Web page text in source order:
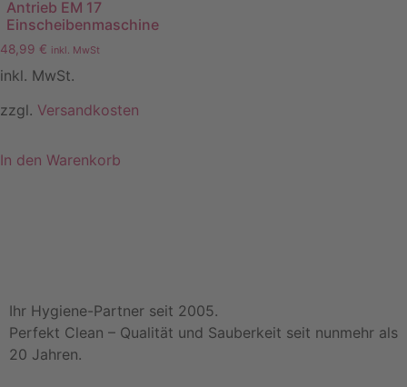
Antrieb EM 17
Einscheibenmaschine
48,99 € inkl. MwSt
inkl. MwSt.
zzgl. Versandkosten
In den Warenkorb
Ihr Hygiene-Partner seit 2005.
Perfekt Clean – Qualität und Sauberkeit seit nunmehr als
20 Jahren.